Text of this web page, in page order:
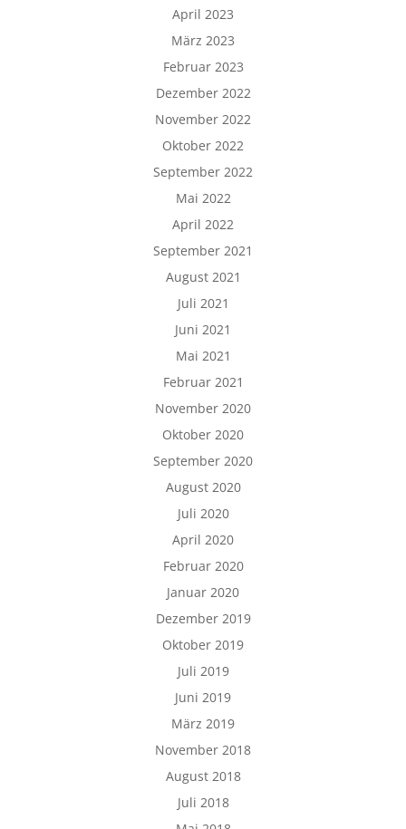
April 2023
März 2023
Februar 2023
Dezember 2022
November 2022
Oktober 2022
September 2022
Mai 2022
April 2022
September 2021
August 2021
Juli 2021
Juni 2021
Mai 2021
Februar 2021
November 2020
Oktober 2020
September 2020
August 2020
Juli 2020
April 2020
Februar 2020
Januar 2020
Dezember 2019
Oktober 2019
Juli 2019
Juni 2019
März 2019
November 2018
August 2018
Juli 2018